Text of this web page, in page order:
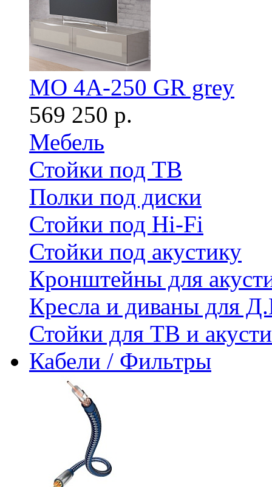
MO 4A-250 GR grey
569 250 р.
Мебель
Стойки под ТВ
Полки под диски
Стойки под Hi-Fi
Стойки под акустику
Кронштейны для
Кресла и диваны для
Стойки для ТВ и
Кабели / Фильтры